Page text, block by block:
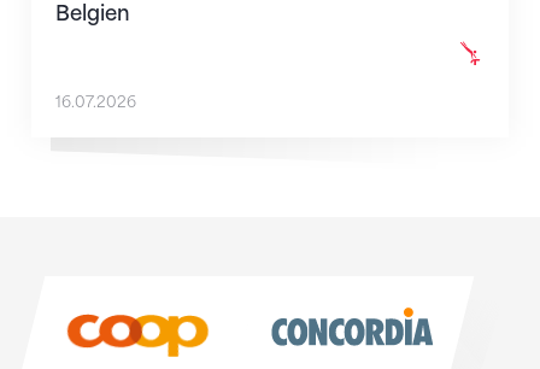
Belgien
16.07.2026